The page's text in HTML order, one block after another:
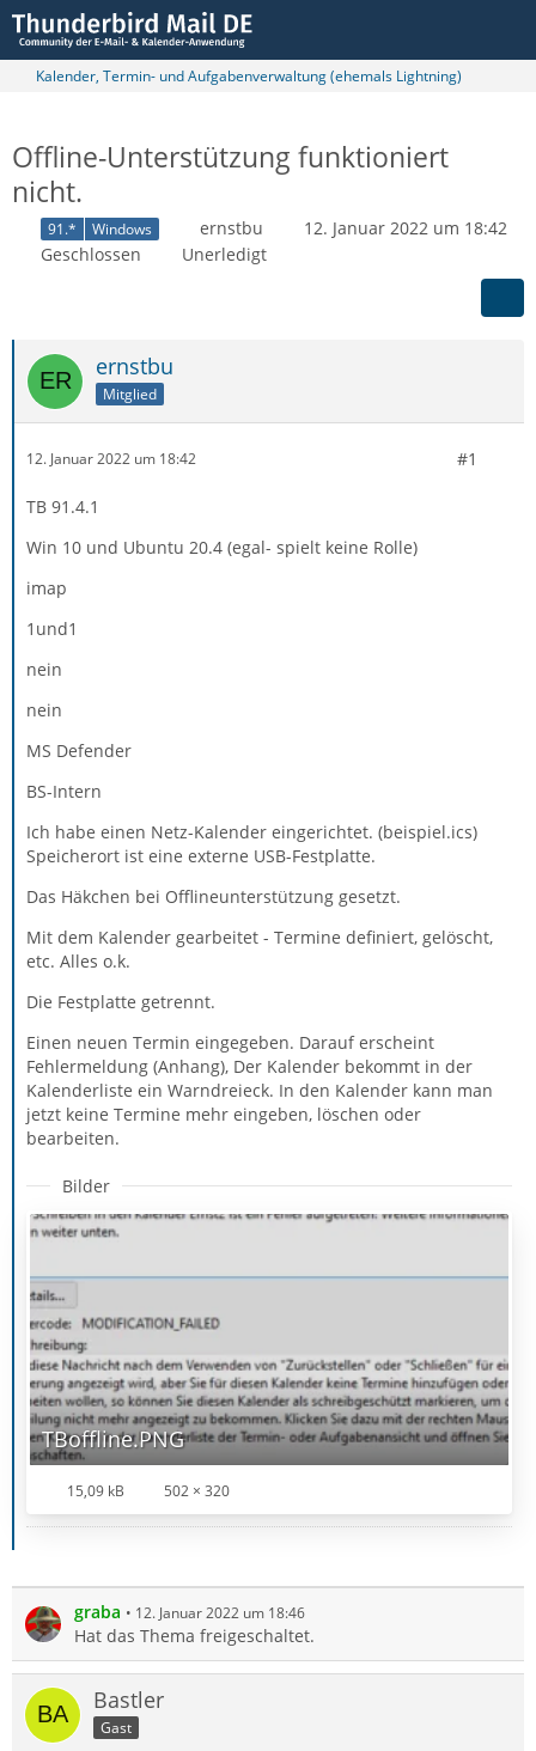
Kalender, Termin- und Aufgabenverwaltung (ehemals Lightning)
Offline-Unterstützung funktioniert
nicht.
91.* Windows ernstbu
12. Januar 2022 um 18:42
Geschlossen
Unerledigt
ernstbu
Mitglied
12. Januar 2022 um 18:42 #1
TB 91.4.1
Win 10 und Ubuntu 20.4 (egal- spielt keine Rolle)
imap
1und1
nein
nein
MS Defender
BS-Intern
Ich habe einen Netz-Kalender eingerichtet. (beispiel.ics)
Speicherort ist eine externe USB-Festplatte.
Das Häkchen bei Offlineunterstützung gesetzt.
Mit dem Kalender gearbeitet - Termine definiert, gelöscht,
etc. Alles o.k.
Die Festplatte getrennt.
Einen neuen Termin eingegeben. Darauf erscheint
Fehlermeldung (Anhang), Der Kalender bekommt in der
Kalenderliste ein Warndreieck. In den Kalender kann man
jetzt keine Termine mehr eingeben, löschen oder
bearbeiten.
Bilder
TBoffline.PNG
15,09 kB 502 × 320
graba 12. Januar 2022 um 18:46
Hat das Thema freigeschaltet.
Bastler
Gast